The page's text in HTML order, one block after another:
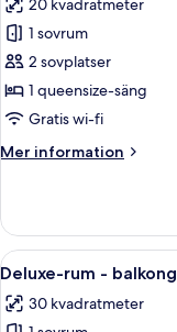
foton
för
Executive-
rum
20 kvadratmeter
1 sovrum
2 sovplatser
1 queensize-säng
Gratis wi-fi
Mer information
Mer
rum
Öppna
alla
foton
7
Deluxe-rum - balkong
30 kvadratmeter